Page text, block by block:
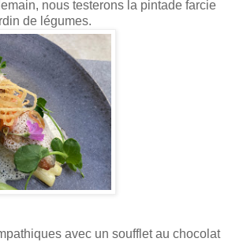
nous testerons la pintade farcie
de légumes.
avec un soufflet au chocolat